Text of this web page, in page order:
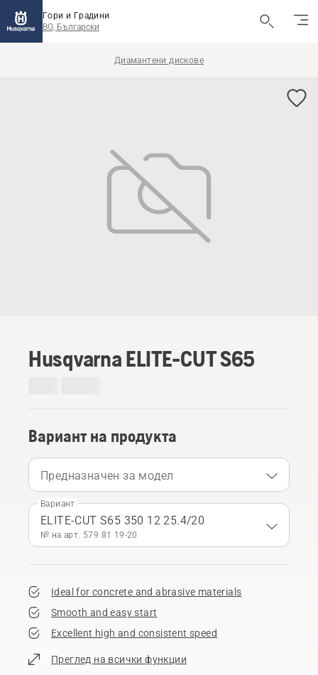
Гори и Градини
BG, Български
Диамантени дискове
Husqvarna ELITE-CUT S65
Вариант на продукта
Предназначен за модел
Вариант
ELITE-CUT S65 350 12 25.4/20
№ на арт. 579 81 19‑20
Ideal for concrete and abrasive materials
Smooth and easy start
Excellent high and consistent speed
Преглед на всички функции